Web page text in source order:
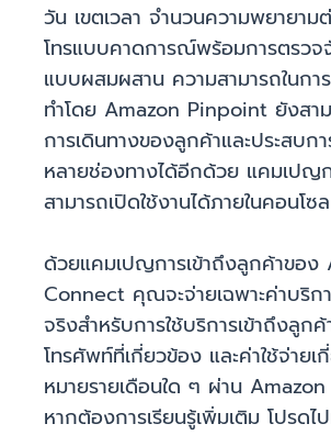
วัน เขตเวลา จำนวนความพยายา
โทรแบบคาดการณ์พร้อมการตรวจ
แบบผสมผสาน ความสามารถในกา
ทำโดย Amazon Pinpoint ยังสาม
การเดินทางของลูกค้าและประสบ
หลายช่องทางได้อีกด้วย แคมเปญ
สามารถเปิดใช้งานได้ภายในคอนโ
ด้วยแคมเปญการเข้าถึงลูกค้าของ
Connect คุณจะจ่ายเฉพาะค่าบริก
จริงสำหรับการใช้บริการเข้าถึงลู
โทรศัพท์ที่เกี่ยวข้อง และค่าใช้จ่ายเ
หมายรายเดือนใด ๆ ผ่าน
หากต้องการเรียนรู้เพิ่มเติม โปรดไ